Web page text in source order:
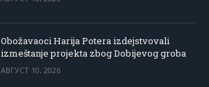
Obožavaoci Harija Potera izdejstvovali
izmeštanje projekta zbog Dobijevog groba
АВГУСТ 10, 2026